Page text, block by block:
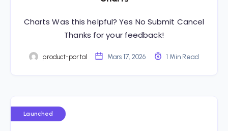
Charts Was this helpful? Yes No Submit Cancel
Thanks for your feedback!
product-portal Mars 17, 2026 1 Min Read
Launched